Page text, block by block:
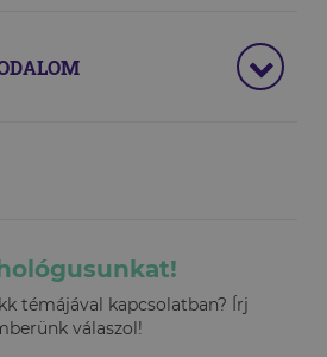
témájával kapcsolatban? Írj
válaszol!